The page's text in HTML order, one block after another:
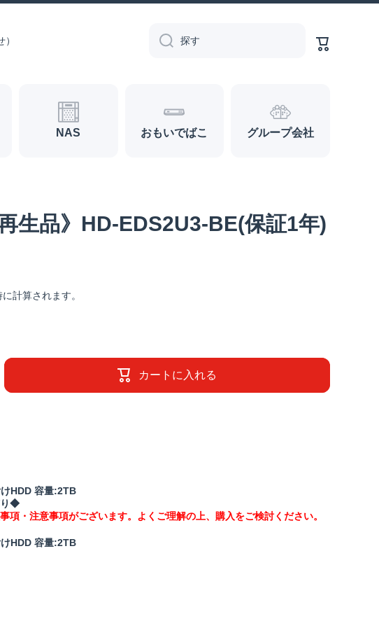
探す
ー
ト
NAS おもいでばこ グループ会社
再生品》HD-EDS2U3-BE(保証1年)
計算されます。
カートに入れる
HDD 容量:2TB
り◆
項・注意事項がございます。よくご理解の上、購入をご検討ください。
HDD 容量:2TB